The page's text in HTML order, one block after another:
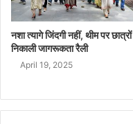
नशा त्यागे जिंदगी नहीं, थीम पर
निकाली जागरूकता रैली
April 19, 2025